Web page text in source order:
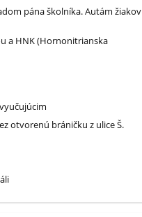
pána školníka. Autám žiakov
a HNK (Hornonitrianska
otvorenú bráničku z ulice Š.